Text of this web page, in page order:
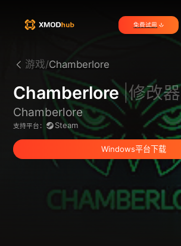
免费试用
游戏/Chamberlore
Chamberlore |修改器
Chamberlore
支持平台： Steam
Windows平台下载